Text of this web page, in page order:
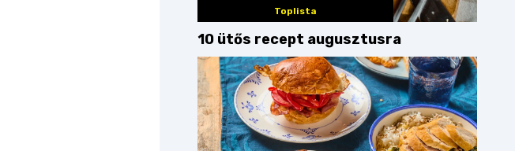
Toplista
10 ütős recept augusztusra